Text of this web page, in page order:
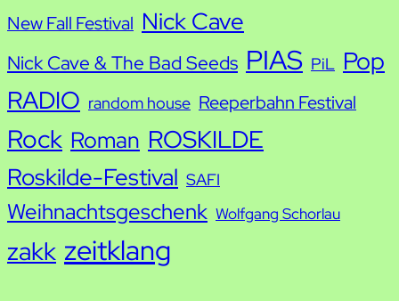
New Fall Festival Nick Cave
Nick Cave & The Bad Seeds PIAS PiL Pop
RADIO random house Reeperbahn Festival
Rock Roman ROSKILDE
Roskilde-Festival SAFI
Weihnachtsgeschenk Wolfgang Schorlau
zakk zeitklang